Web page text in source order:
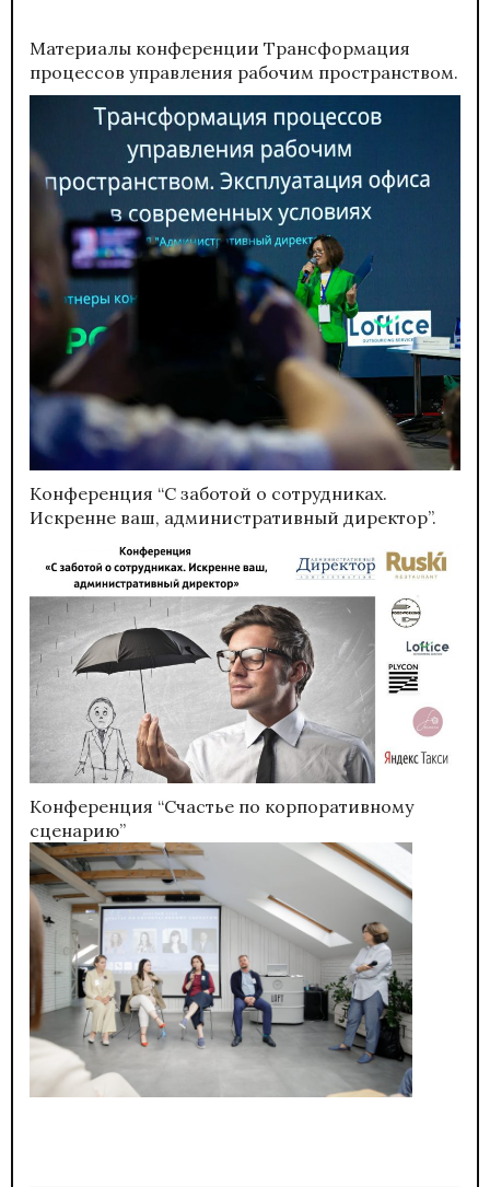
Материалы конференции Трансформация
процессов управления рабочим пространством.
Конференция “С заботой о сотрудниках.
Искренне ваш, административный директор”.
Конференция “Счастье по корпоративному
сценарию”